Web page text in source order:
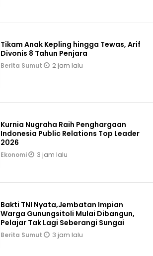
Tikam Anak Kepling hingga Tewas, Arif
Divonis 8 Tahun Penjara
Berita Sumut 2 jam lalu
Kurnia Nugraha Raih Penghargaan
Indonesia Public Relations Top Leader
2026
Ekonomi 3 jam lalu
Bakti TNI Nyata,Jembatan Impian
Warga Gunungsitoli Mulai Dibangun,
Pelajar Tak Lagi Seberangi Sungai
Berita Sumut 3 jam lalu